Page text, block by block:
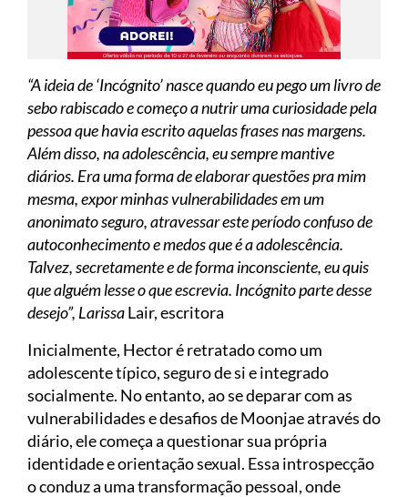
“A ideia de ‘Incógnito’ nasce quando eu pego um livro de
sebo rabiscado e começo a nutrir uma curiosidade pela
pessoa que havia escrito aquelas frases nas margens.
Além disso, na adolescência, eu sempre mantive
diários. Era uma forma de elaborar questões pra mim
mesma, expor minhas vulnerabilidades em um
anonimato seguro, atravessar este período confuso de
autoconhecimento e medos que é a adolescência.
Talvez, secretamente e de forma inconsciente, eu quis
que alguém lesse o que escrevia. Incógnito parte desse
desejo”, LarissaLair, escritora
Inicialmente, Hector é retratado como um
adolescente típico, seguro de si e integrado
socialmente. No entanto, ao se deparar com as
vulnerabilidades e desafios de Moonjae através do
diário, ele começa a questionar sua própria
identidade e orientação sexual. Essa introspecção
o conduz a uma transformação pessoal, onde